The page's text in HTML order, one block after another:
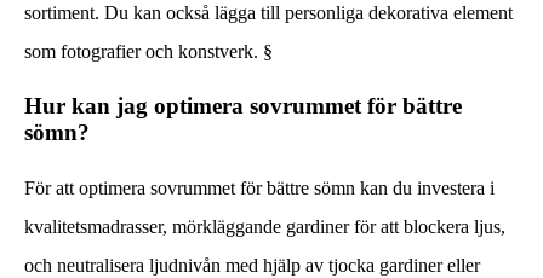
sortiment. Du kan också lägga till personliga dekorativa element
som fotografier och konstverk. §
Hur kan jag optimera sovrummet för bättre
sömn?
För att optimera sovrummet för bättre sömn kan du investera i
kvalitetsmadrasser, mörkläggande gardiner för att blockera ljus,
och neutralisera ljudnivån med hjälp av tjocka gardiner eller